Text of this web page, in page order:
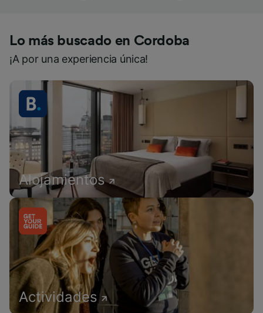
Lo más buscado en Cordoba
¡A por una experiencia única!
Alojamientos
Actividades